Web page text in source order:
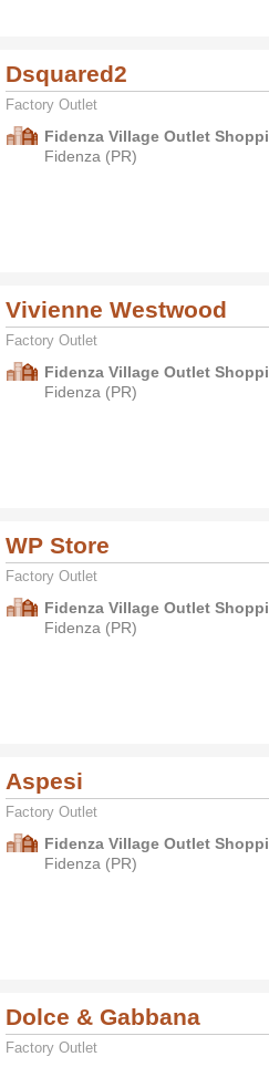
Dsquared2
Factory Outlet
Fidenza Village Outlet
Fidenza (PR)
Vivienne Westwood
Factory Outlet
Fidenza Village Outlet
Fidenza (PR)
WP Store
Factory Outlet
Fidenza Village Outlet
Fidenza (PR)
Aspesi
Factory Outlet
Fidenza Village Outlet
Fidenza (PR)
Dolce & Gabbana
Factory Outlet